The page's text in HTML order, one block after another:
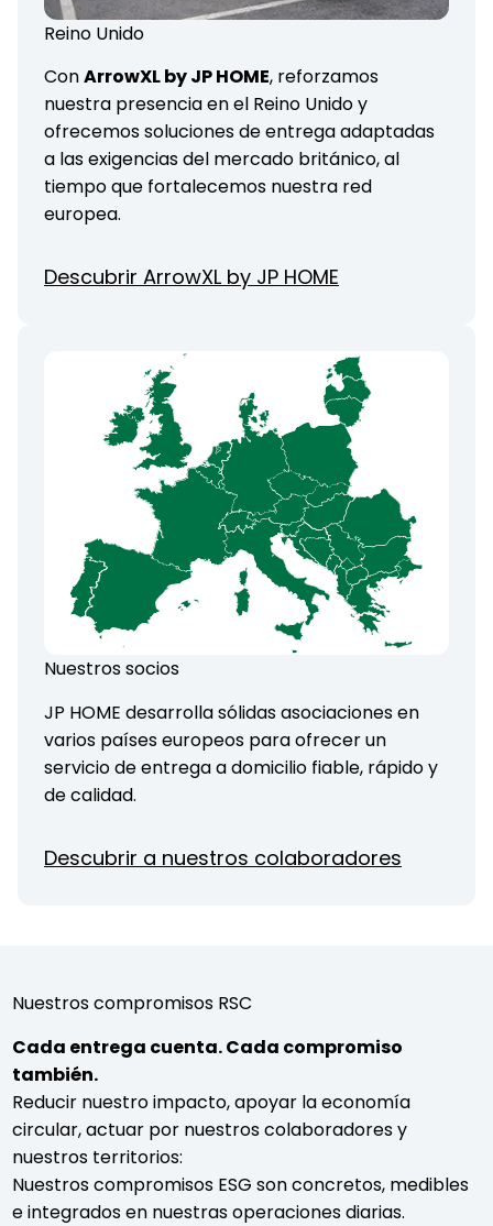
Reino Unido
ConArrowXL by JP HOME, reforzamos
nuestra presencia en el Reino Unido y
ofrecemos soluciones de entrega adaptadas
a las exigencias del mercado británico, al
tiempo que fortalecemos nuestra red
europea.
Descubrir ArrowXL by JP HOME
Nuestros socios
JP HOME desarrolla sólidas asociaciones en
varios países europeos para ofrecer un
servicio de entrega a domicilio fiable, rápido y
de calidad.
Descubrir a nuestros colaboradores
Nuestros compromisos RSC
Cada entrega cuenta. Cada compromiso
también.
Reducir nuestro impacto, apoyar la economía
circular, actuar por nuestros colaboradores y
nuestros territorios:
Nuestros compromisos ESG son concretos, medibles
e integrados en nuestras operaciones diarias.